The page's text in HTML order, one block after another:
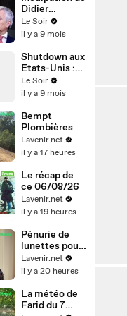
de Shein en
France
Didier
Reynders : le
résumé de
Le Soir
il y a 9 mois
Shutdown aux
Etats-Unis :
ce qu'il faut
savoir
Le Soir
il y a 9 mois
Bempt
Plombières
Lavenir.net
il y a 17 heures
Le récap de
ce 06/08/26
Lavenir.net
il y a 19 heures
Pénurie de
lunettes pour
les éclipses à
Florenville
Lavenir.net
il y a 20 heures
La météo de
Farid du 7